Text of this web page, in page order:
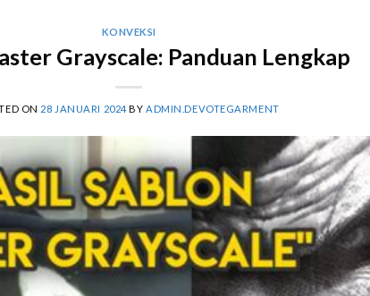
KONVEKSI
Grayscale: Panduan Lengkap
ON 28 JANUARI 2024 BYADMIN.DEVOTEGARMENT